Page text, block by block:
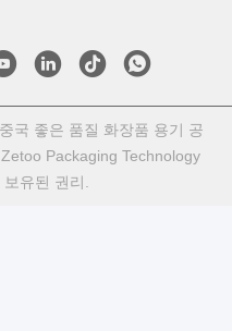
국 좋은 품질 화장품 용기 공
Packaging Technology
유된 권리.